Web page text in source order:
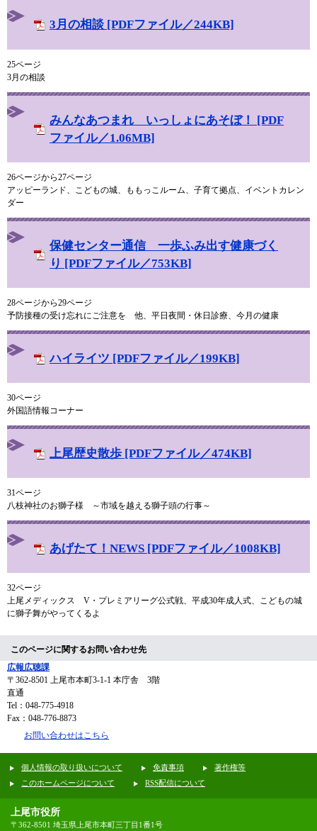
3月の相談 [PDFファイル／244KB]
25ページ
3月の相談
みんなあつまれ いっしょにあそぼ！ [PDF
ファイル／1.06MB]
26ページから27ページ
アッピーランド、こどもの城、ももっこルーム、子育て拠点、イベントカレン
ダー
保健センター通信 一歩ふみ出す健康づく
り [PDFファイル／753KB]
28ページから29ページ
予防接種の受け忘れにご注意を 他、平日夜間・休日診療、今月の健康
ハイライツ [PDFファイル／199KB]
30ページ
外国語情報コーナー
上尾歴史散歩 [PDFファイル／474KB]
31ページ
八枝神社のお獅子様 ～市域を越える獅子頭の行事～
あげたて！NEWS [PDFファイル／1008KB]
32ページ
上尾メディックス V・プレミアリーグ公式戦、平成30年成人式、こどもの城
に獅子舞がやってくるよ
このページに関するお問い合わせ先
広報広聴課
〒362-8501 上尾市本町3-1-1 本庁舎 3階
直通
Tel：048-775-4918
Fax：048-776-8873
お問い合わせはこちら
個人情報の取り扱いについて 免責事項
著作権等
このホームページについて
RSS配信について
上尾市役所
〒362-8501 埼玉県上尾市本町三丁目1番1号